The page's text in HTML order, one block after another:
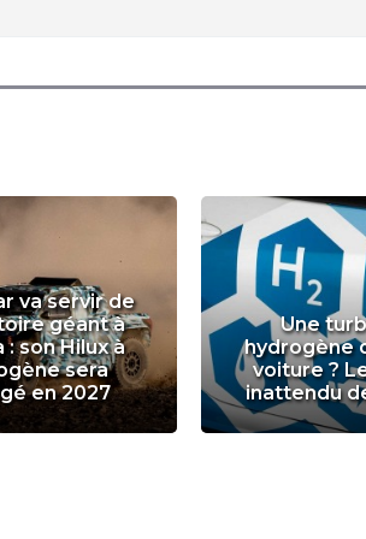
va servir de
géant à
: son Hilux à
sera
en 2027
Une
hydrogène
voiture ?
inattendu